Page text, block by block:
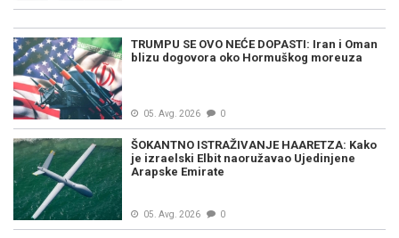
TRUMPU SE OVO NEĆE DOPASTI: Iran i Oman
blizu dogovora oko Hormuškog moreuza
05. Avg. 2026 0
ŠOKANTNO ISTRAŽIVANJE HAARETZA: Kako
je izraelski Elbit naoružavao Ujedinjene
Arapske Emirate
05. Avg. 2026 0